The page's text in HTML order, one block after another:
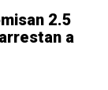
2.5
a